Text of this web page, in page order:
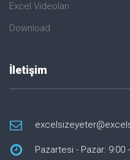
Excel Videoları
Download
İletişim
Pazartesi - Pazar: 9:00